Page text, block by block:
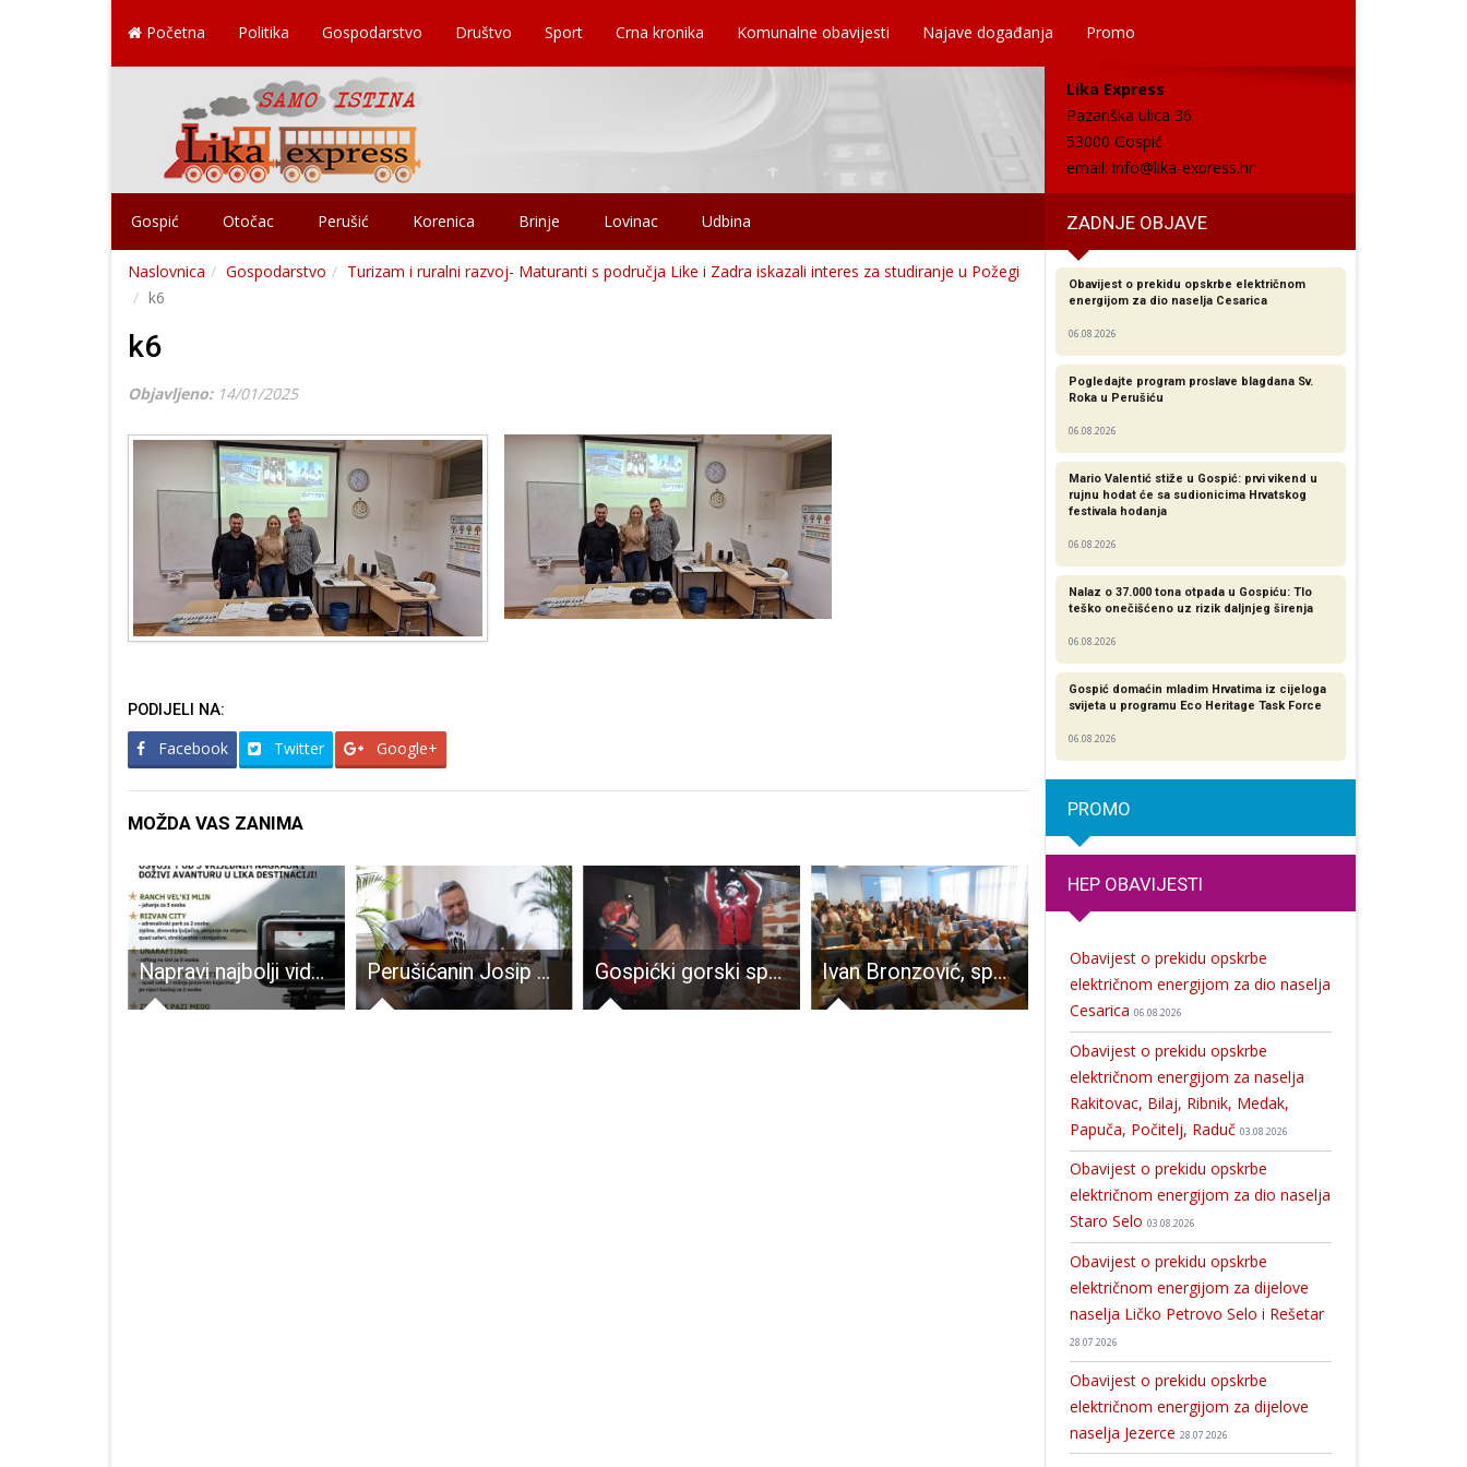
Početna Politika Gospodarstvo Društvo Sport Crna kronika Komunalne obavijesti Najave događanja Promo
Lika Express
Pazariška ulica 36
53000 Gospić
email: info@lika-express.hr
Gospić Otočac Perušić Korenica Brinje Lovinac Udbina ZADNJE OBJAVE
Naslovnica Gospodarstvo
Turizam i ruralni razvoj- Maturanti s područja Like i Zadra iskazali interes za studiranje u Požegi
k6
k6
Objavljeno: 14/01/2025
PODIJELI NA:
Facebook Twitter Google+
MOŽDA VAS ZANIMA
Napravi najbolji video na temu “Lika u tvom oku”! Perušićanin Josip Ćulumović snimio spot za svoju novu pjesmu “Kad primamo Tebe”! Gospićki gorski spašavatelji aktivni na potresom pogođenim područjima Ivan Bronzović, spasitelj gospićkog staračkog doma Zimski malonogometni turnir Gospić nastavlja se u nedjelju, sinoć zanimljivi rezultati
Obavijest o prekidu opskrbe električnom
energijom za dio naselja Cesarica
06.08.2026
Pogledajte program proslave blagdana Sv.
Roka u Perušiću
06.08.2026
Mario Valentić stiže u Gospić: prvi vikend u
rujnu hodat će sa sudionicima Hrvatskog
festivala hodanja
06.08.2026
Nalaz o 37.000 tona otpada u Gospiću: Tlo
teško onečišćeno uz rizik daljnjeg širenja
06.08.2026
Gospić domaćin mladim Hrvatima iz cijeloga
svijeta u programu Eco Heritage Task Force
06.08.2026
PROMO
HEP OBAVIJESTI
Obavijest o prekidu opskrbe
električnom energijom za dio naselja
Cesarica 06.08.2026
Obavijest o prekidu opskrbe
električnom energijom za naselja
Rakitovac, Bilaj, Ribnik, Medak,
Papuča, Počitelj, Raduč 03.08.2026
Obavijest o prekidu opskrbe
električnom energijom za dio naselja
Staro Selo 03.08.2026
Obavijest o prekidu opskrbe
električnom energijom za dijelove
naselja Ličko Petrovo Selo i Rešetar
28.07.2026
Obavijest o prekidu opskrbe
električnom energijom za dijelove
naselja Jezerce 28.07.2026